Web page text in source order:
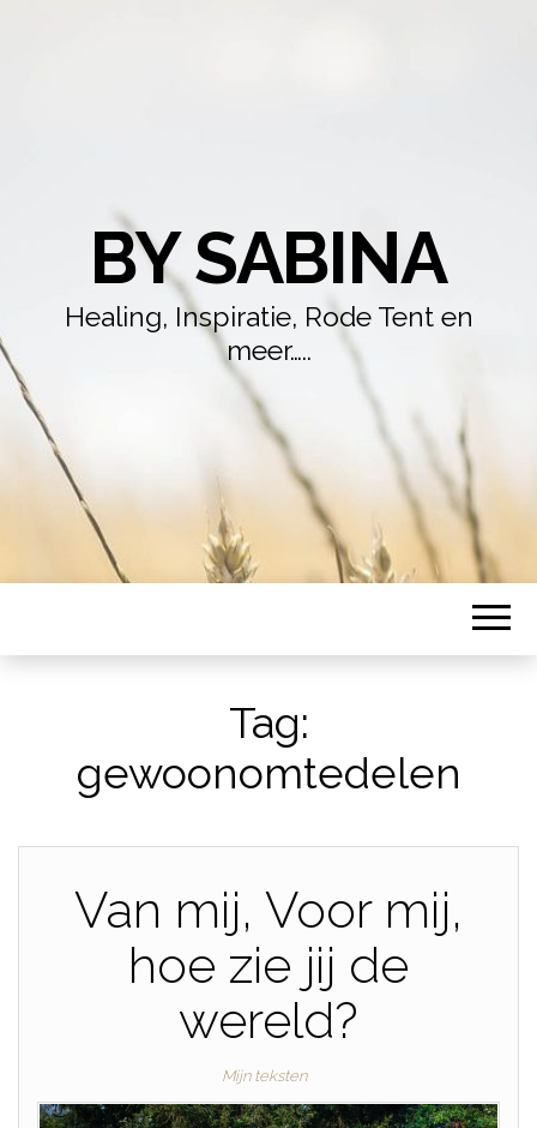
BY SABINA
Healing, Inspiratie, Rode Tent en
meer…..
Tag:
gewoonomtedelen
Van mij, Voor mij,
hoe zie jij de
wereld?
Mijn teksten